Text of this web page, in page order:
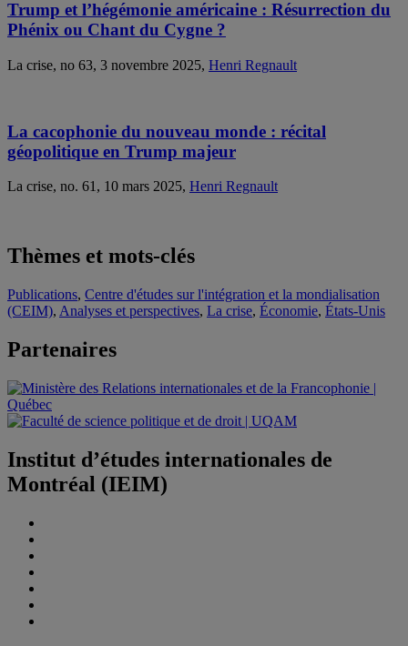
Trump et l’hégémonie américaine : Résurrection du
Phénix ou Chant du Cygne ?
La crise, no 63, 3 novembre 2025, Henri Regnault
La cacophonie du nouveau monde : récital
géopolitique en Trump majeur
La crise, no. 61, 10 mars 2025, Henri Regnault
Thèmes et mots-clés
Publications, Centre d'études sur l'intégration et la mondialisation
(CEIM), Analyses et perspectives, La crise, Économie, États-Unis
Partenaires
Institut d’études internationales de
Montréal (IEIM)